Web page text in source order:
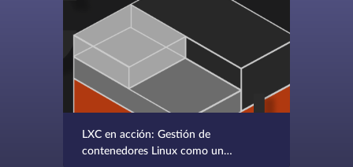
LXC en acción: Gestión de
contenedores Linux como un